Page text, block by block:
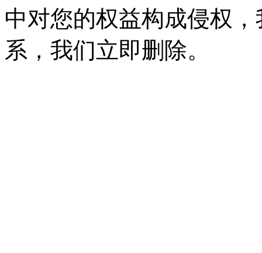
中对您的权益构成侵权
系，我们立即删除。